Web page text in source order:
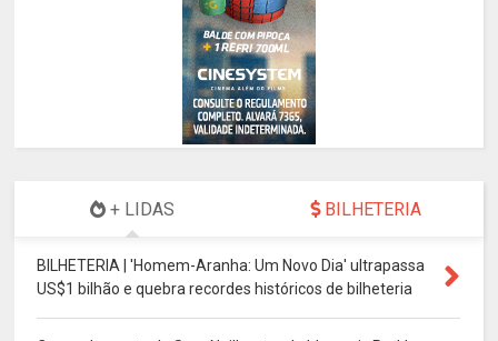
+ LIDAS BILHETERIA
BILHETERIA | 'Homem-Aranha: Um Novo Dia' ultrapassa
US$1 bilhão e quebra recordes históricos de bilheteria